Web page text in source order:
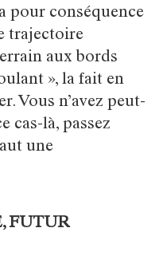
pour conséquence
trajectoire
aux bords
», la fait en
Vous n’avez peut-
cas-là, passez
une
FUTUR